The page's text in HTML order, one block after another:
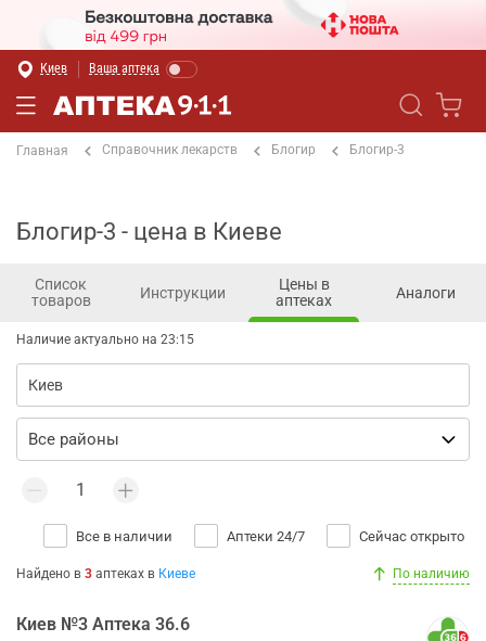
Киев Ваша аптека
Главная Справочник лекарств Блогир Блогир-3
Блогир-3 - цена в Киеве
Список
товаров
Инструкции
Цены в
аптеках
Аналоги
Наличие актуально на 23:15
Все в наличии Аптеки 24/7 Сейчас открыто
Найдено в 3 аптеках в Киеве По наличию
Киев №3 Аптека 36.6